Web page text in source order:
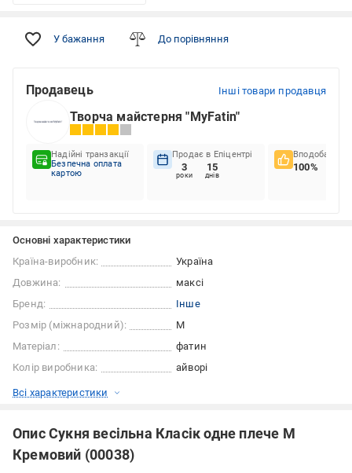
У бажання До порівняння
Продавець Інші товари продавця
Творча майстерня "MyFatin"
Надійні транзакції
Безпечна оплата
картою
Продає в Епіцентрі
3
роки
15
днів
Вподобання
100%
Основні характеристики
Країна-виробник:
Україна
Довжина:
максі
Бренд:
Інше
Розмір (міжнародний):
M
Матеріал:
фатин
Колір виробника:
айворі
Всі характеристики
Опис Сукня весільна Класік одне плече M
Кремовий (00038)